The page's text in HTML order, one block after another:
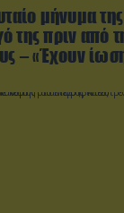
μήνυμα
της πριν από
– «Έχουν